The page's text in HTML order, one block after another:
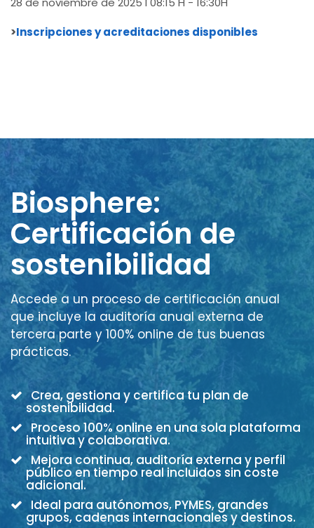
>Inscripciones y acreditaciones disponibles
Biosphere:
Certificación de
sostenibilidad
Accede a un proceso de certificación anual
que incluye la auditoría anual externa de
tercera parte y 100% online de tus buenas
prácticas.
Crea, gestiona y certifica tu plan de
sostenibilidad.
Proceso 100% online en una sola plataforma
intuitiva y colaborativa.
Mejora continua, auditoría externa y perfil
público en tiempo real incluidos sin coste
adicional.
Ideal para autónomos, PYMES, grandes
grupos, cadenas internacionales y destinos.